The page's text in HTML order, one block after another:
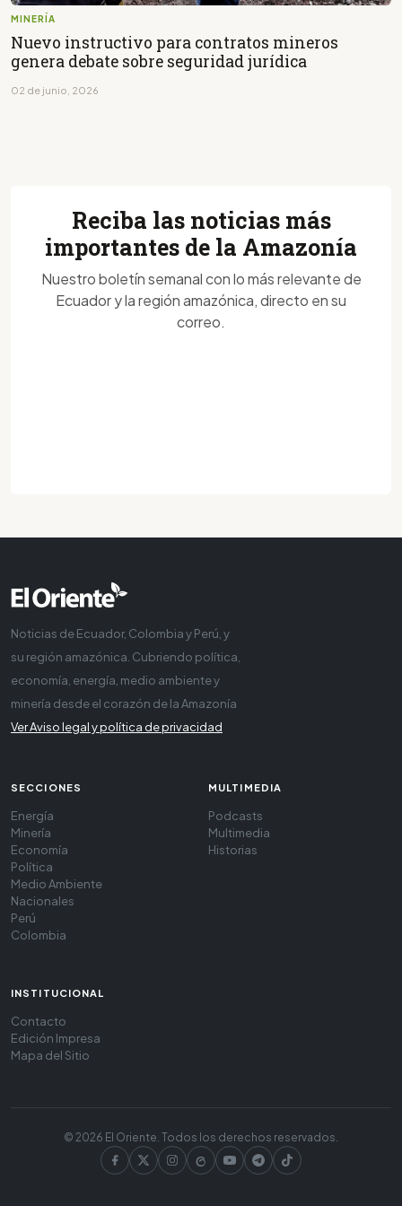
MINERÍA
Nuevo instructivo para contratos mineros
genera debate sobre seguridad jurídica
02 de junio, 2026
Reciba las noticias más
importantes de la Amazonía
Nuestro boletín semanal con lo más relevante de
Ecuador y la región amazónica, directo en su
correo.
Noticias de Ecuador, Colombia y Perú, y
su región amazónica. Cubriendo política,
economía, energía, medio ambiente y
minería desde el corazón de la Amazonía
Ver Aviso legal y política de privacidad
SECCIONES
Energía
Minería
Economía
Política
Medio Ambiente
Nacionales
Perú
Colombia
MULTIMEDIA
Podcasts
Multimedia
Historias
INSTITUCIONAL
Contacto
Edición Impresa
Mapa del Sitio
© 2026 El Oriente. Todos los derechos reservados.